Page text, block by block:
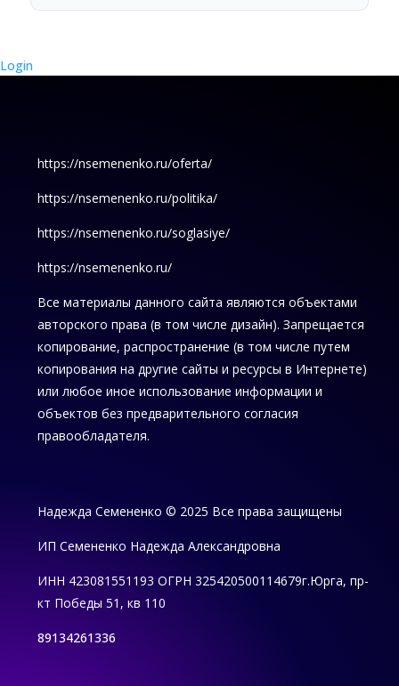
Login
https://nsemenenko.ru/oferta/
https://nsemenenko.ru/politika/
https://nsemenenko.ru/soglasiye/
https://nsemenenko.ru/
Все материалы данного сайта являются объектами
авторского права (в том числе дизайн). Запрещается
копирование, распространение (в том числе путем
копирования на другие сайты и ресурсы в Интернете)
или любое иное использование информации и
объектов без предварительного согласия
правообладателя.
Надежда Семененко © 2025 Все права защищены
ИП Семененко Надежда Александровна
ИНН 423081551193ОГРН 325420500114679г.Юрга, пр-
кт Победы 51, кв 110
89134261336